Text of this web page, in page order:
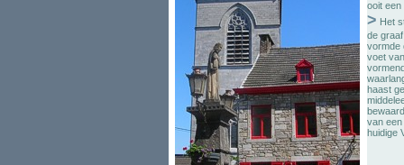
ooit
> Het
de
vormde
voet
haast
van
huidige